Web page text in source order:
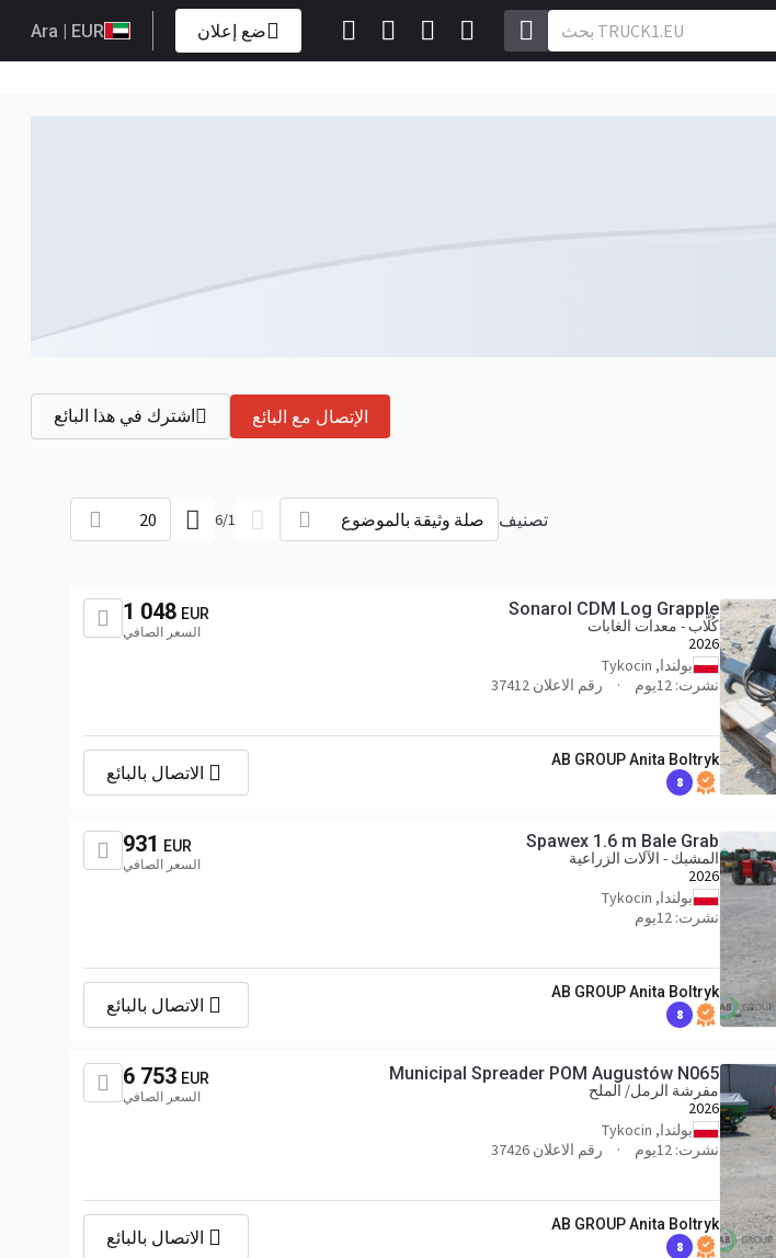
ضع إعلان Ara | EUR
الإتصال مع البائع اشترك في هذا البائع
تصنيف صلة وثيقة بالموضوع 1
/
6
20
Sonarol CDM Log Grapple
كُلَّاب - معدات الغابات
2026
بولندا, Tykocin
نشرت: 12يوم
رقم الاعلان 37412
1 048 EUR
السعر الصافي
AB GROUP Anita Boltryk
8 الاتصال بالبائع
Spawex 1.6 m Bale Grab
المشبك - الآلات الزراعية
2026
بولندا, Tykocin
نشرت: 12يوم
931 EUR
السعر الصافي
AB GROUP Anita Boltryk
8 الاتصال بالبائع
Municipal Spreader POM Augustów N065
مفرشة الرمل/ الملح
2026
بولندا, Tykocin
نشرت: 12يوم
رقم الاعلان 37426
6 753 EUR
السعر الصافي
AB GROUP Anita Boltryk
8 الاتصال بالبائع